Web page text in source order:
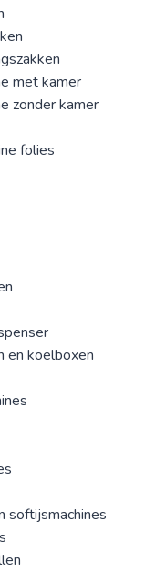
met kamer
zonder kamer
folies
en koelboxen
softijsmachines